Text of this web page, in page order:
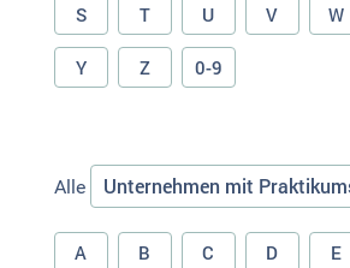
S T U V W
Y Z 0-9
Alle Unternehmen mit
A B C D E